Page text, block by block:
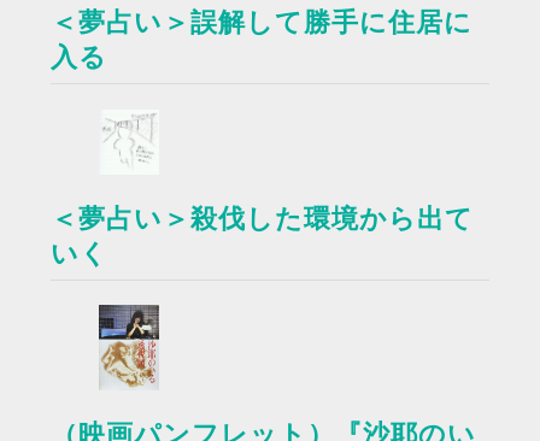
＜夢占い＞誤解して勝手に住居に
入る
＜夢占い＞殺伐した環境から出て
いく
（映画パンフレット）『沙耶のい